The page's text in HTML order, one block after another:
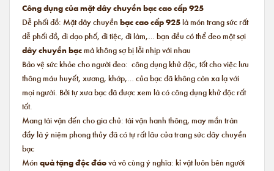
Công dụng của mặt dây chuyền bạc cao cấp 925
Dễ phối đồ: Mặt dây chuyền bạc cao cấp 925là món trang sức rất
dễ phối đồ, đi dạo phố, đi tiệc, đi làm,… bạn đều có thể đeo một sợi
dây chuyền bạcmà không sợ bị lỗi nhịp với nhau
Bảo vệ sức khỏe cho người đeo: công dụng khử độc, tốt cho việc lưu
thông máu huyết, xương, khớp,… của bạc đã không còn xa lạ với
mọi người. Bởi tự xưa bạc đã được xem là có công dụng khử độc rất
tốt.
Mang tài vận đến cho gia chủ: tài vận hanh thông, may mắn tràn
đầy là ý niệm phong thủy đã có tự rất lâu của trang sức dây chuyền
bạc
Món quà tặng độc đáovà vô cùng ý nghĩa: kỉ vật luôn bên người